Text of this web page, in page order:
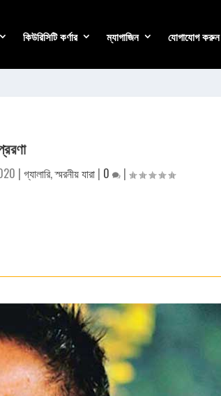
কিউরিসিটি কর্ণার ম্যাগাজিন যোগাযোগ করুন
| গ্যালারি,স্মরনীয় যারা | 0 |